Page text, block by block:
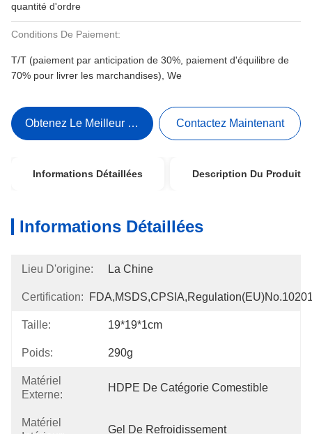
quantité d'ordre
Conditions De Paiement:
T/T (paiement par anticipation de 30%, paiement d'équilibre de
70% pour livrer les marchandises), We
Obtenez Le Meilleur Prix Contactez Maintenant
Informations Détaillées Description Du Produit
Informations Détaillées
Lieu D'origine: La Chine
Certification:
Taille: 19*19*1cm
Poids: 290g
Matériel
Externe:
HDPE De Catégorie Comestible
Matériel
Gel De Refroidissement